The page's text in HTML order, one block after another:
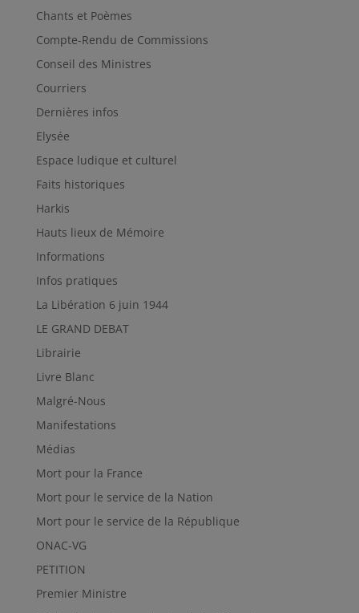
Chants et Poèmes
Compte-Rendu de Commissions
Conseil des Ministres
Courriers
Dernières infos
Elysée
Espace ludique et culturel
Faits historiques
Harkis
Hauts lieux de Mémoire
Informations
Infos pratiques
La Libération 6 juin 1944
LE GRAND DEBAT
Librairie
Livre Blanc
Malgré-Nous
Manifestations
Médias
Mort pour la France
Mort pour le service de la Nation
Mort pour le service de la République
ONAC-VG
PETITION
Premier Ministre